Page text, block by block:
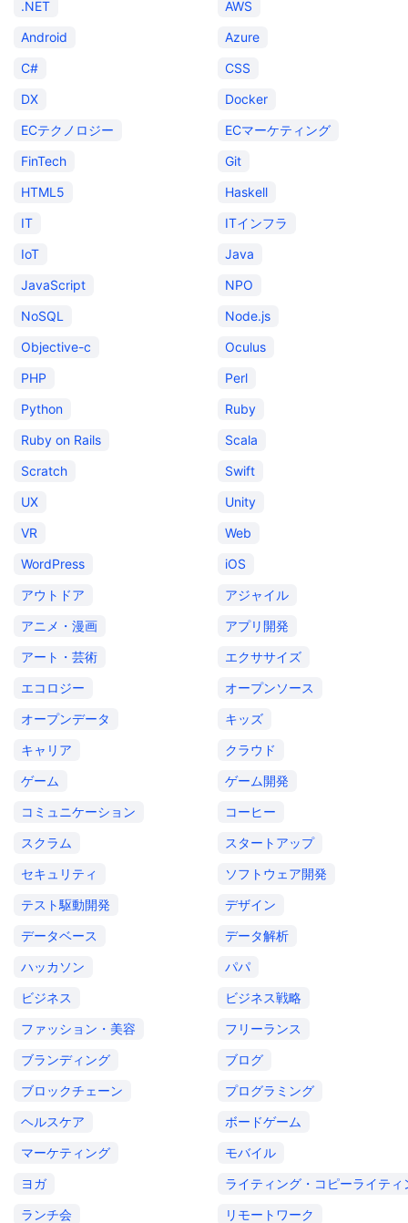
.NET
AWS
Android
Azure
C#
CSS
DX
Docker
ECテクノロジー
ECマーケティング
FinTech
Git
HTML5
Haskell
IT
ITインフラ
IoT
Java
JavaScript
NPO
NoSQL
Node.js
Objective-c
Oculus
PHP
Perl
Python
Ruby
Ruby on Rails
Scala
Scratch
Swift
UX
Unity
VR
Web
WordPress
iOS
アウトドア
アジャイル
アニメ・漫画
アプリ開発
アート・芸術
エクササイズ
エコロジー
オープンソース
オープンデータ
キッズ
キャリア
クラウド
ゲーム
ゲーム開発
コミュニケーション
コーヒー
スクラム
スタートアップ
セキュリティ
ソフトウェア開発
テスト駆動開発
デザイン
データベース
データ解析
ハッカソン
パパ
ビジネス
ビジネス戦略
ファッション・美容
フリーランス
ブランディング
ブログ
ブロックチェーン
プログラミング
ヘルスケア
ボードゲーム
マーケティング
モバイル
ヨガ
ライティング・コピーライティ
ランチ会
リモートワーク